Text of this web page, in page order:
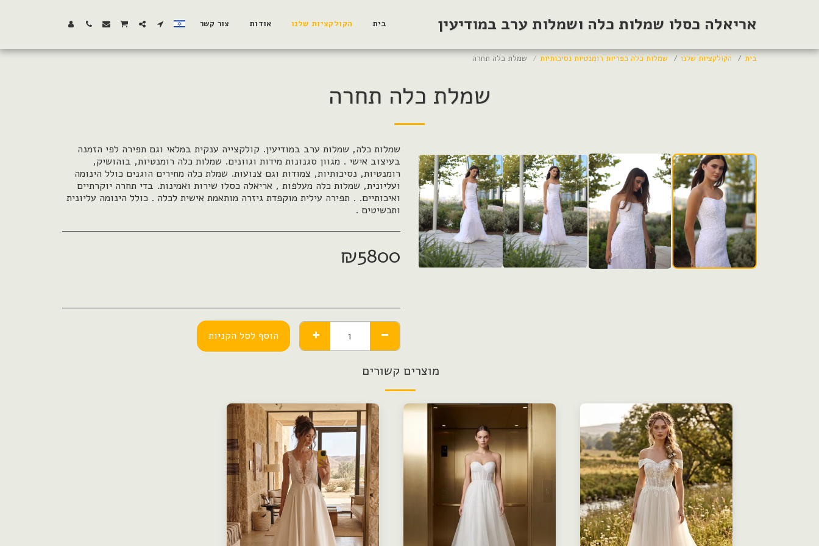
אריאלה כסלו שמלות כלה ושמלות ערב במודיעין בית הקולקציות שלנו אודות צור קשר
בית הקולקציות שלנו שמלות כלה כפריות רומנטיות נסיכותיות שמלת כלה תחרה
שמלת כלה תחרה
שמלת כלה תחרה
שמלות כלה, שמלות ערב במודיעין. קולקצייה ענקית במלאי וגם תפירה לפי הזמנה
בעיצוב אישי . מגוון סגנונות מידות וגוונים. שמלות כלה רומנטיות, בוהושיק,
רומנטיות, נסיכותיות, צמודות וגם צנועות. שמלת כלה מחירים הוגנים כולל הינומה
ועליונית, שמלות כלה מעלפות , אריאלה כסלו שירות ואמינות. בדי תחרה יוקרתיים
ואיכותיים. . תפירה עילית מוקפדת גיזרה מותאמת אישית לכלה . כולל הינומה עליונית
ותכשיטים .
₪5800
הוסף לסל הקניות
מוצרים קשורים